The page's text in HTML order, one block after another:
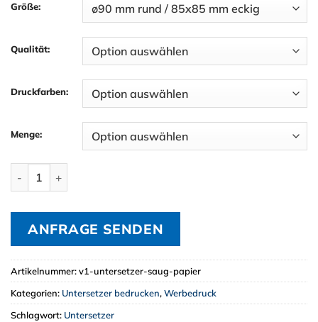
Größe:
Qualität:
Druckfarben:
Menge:
Untersetzer aus Papier (ab 7.200 St.) Menge
ANFRAGE SENDEN
Artikelnummer:v1-untersetzer-saug-papier
Kategorien: Untersetzer bedrucken,Werbedruck
Schlagwort: Untersetzer